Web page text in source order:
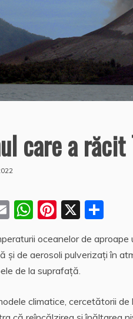
care a răcit
E
ai
l
W
at
s
p
Pi
er
e
X
rt
aj
a
oceanelor de
şi de aerosoli pulverizaţi în
de la suprafaţă.
climatice, cercetătorii